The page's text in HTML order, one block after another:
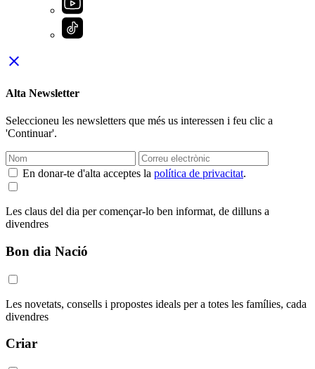
close
Alta Newsletter
Seleccioneu les newsletters que més us interessen i feu clic a
'Continuar'.
En donar-te d'alta acceptes la política de privacitat.
Les claus del dia per començar-lo ben informat, de dilluns a
divendres
Bon dia Nació
Les novetats, consells i propostes ideals per a totes les famílies, cada
divendres
Criar